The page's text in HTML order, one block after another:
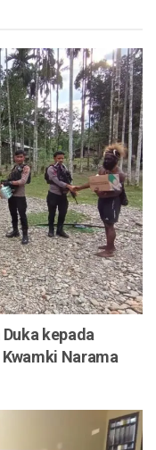
kepada
Narama